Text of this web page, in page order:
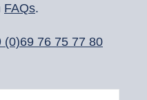
FAQs.
(0)69 76 75 77 80